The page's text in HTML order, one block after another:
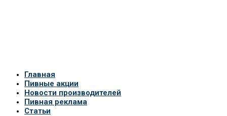
Главная
Пивные акции
Новости производителей
Пивная реклама
Статьи